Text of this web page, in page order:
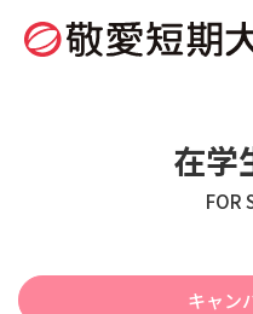
在学
FOR
キャン